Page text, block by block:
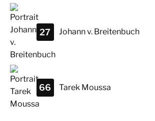
Johannv. Breitenbuch
27
Tarek Moussa
66